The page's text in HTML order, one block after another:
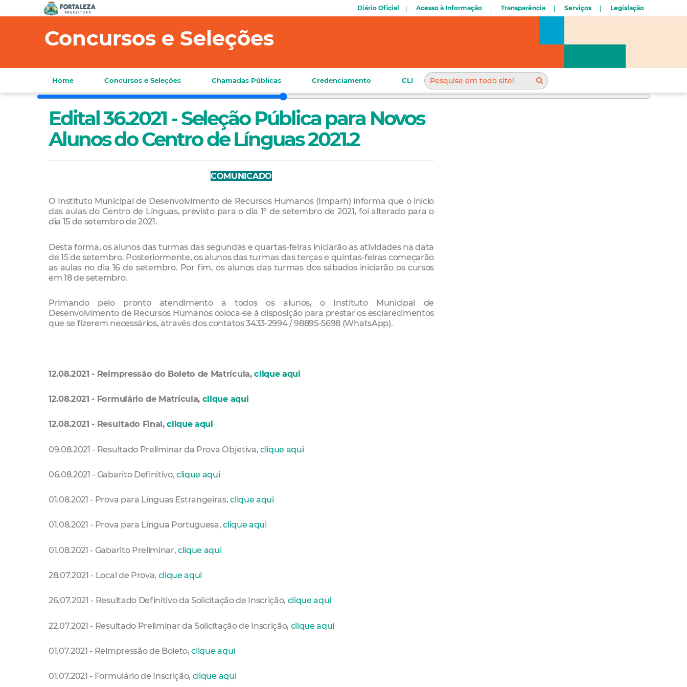
Diário Oficial Acesso à Informação Transparência Serviços Legislação
Concursos e Seleções
Home Concursos e Seleções Chamadas Públicas Credenciamento CLI
Edital 36.2021 - Seleção Pública para Novos
Alunos do Centro de Línguas 2021.2
COMUNICADO
O Instituto Municipal de Desenvolvimento de Recursos Humanos (Imparh) informa que o início
das aulas do Centro de Línguas, previsto para o dia 1º de setembro de 2021, foi alterado para o
dia 15 de setembro de 2021.
Desta forma, os alunos das turmas das segundas e quartas-feiras iniciarão as atividades na data
de 15 de setembro. Posteriormente, os alunos das turmas das terças e quintas-feiras começarão
as aulas no dia 16 de setembro. Por fim, os alunos das turmas dos sábados iniciarão os cursos
em 18 de setembro.
Primando pelo pronto atendimento a todos os alunos, o Instituto Municipal de
Desenvolvimento de Recursos Humanos coloca-se à disposição para prestar os esclarecimentos
que se fizerem necessários, através dos contatos 3433-2994 / 98895-5698 (WhatsApp).
12.08.2021 - Reimpressão do Boleto de Matrícula,clique aqui
12.08.2021 - Formulário de Matrícula, clique aqui
12.08.2021 - Resultado Final,clique aqui
09.08.2021 - Resultado Preliminar da Prova Objetiva, clique aqui
06.08.2021 - Gabarito Definitivo,clique aqui
01.08.2021 - Prova para Línguas Estrangeiras,clique aqui
01.08.2021 - Prova para Língua Portuguesa,clique aqui
01.08.2021 - Gabarito Preliminar,clique aqui
28.07.2021 - Local de Prova, clique aqui
26.07.2021 - Resultado Definitivo da Solicitação de Inscrição, clique aqui
22.07.2021 - Resultado Preliminar da Solicitação de Inscrição, clique aqui
01.07.2021 - Reimpressão de Boleto,clique aqui
01.07.2021 - Formulário de Inscrição, clique aqui